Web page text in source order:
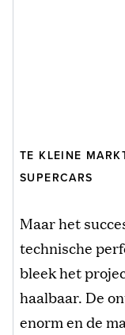
TE KLEINE
SUPERCARS
Maar het
technische
bleek het
haalbaar. De
enorm en de